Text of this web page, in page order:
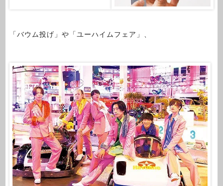
「バウム投げ」や「ユーハイムフェア」、